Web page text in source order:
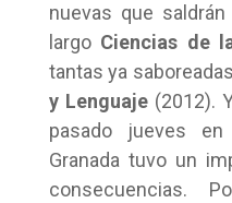
nuevas que
largo Ciencias de
tantas ya
y Lenguaje(2012).
pasado jueves
Granada tuvo un
consecuencias.